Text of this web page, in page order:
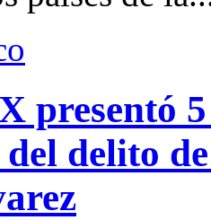
presentó
delito